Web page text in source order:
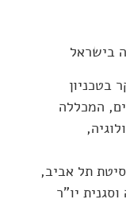
בישראל
בטכניון
המכללה
תל אביב,
יו"ר